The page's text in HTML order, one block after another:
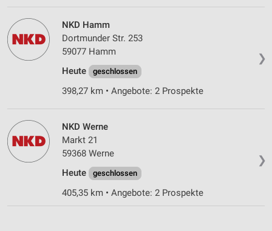
❯
NKD Hamm
Dortmunder Str. 253
59077 Hamm
Heute
geschlossen
398,27 km • Angebote: 2 Prospekte
❯
NKD Werne
Markt 21
59368 Werne
Heute
geschlossen
405,35 km • Angebote: 2 Prospekte